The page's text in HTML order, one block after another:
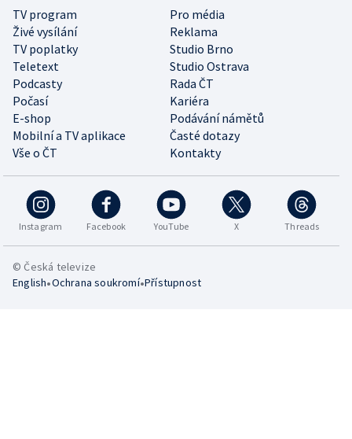
TV program
Pro média
Živé vysílání
Reklama
TV poplatky
Studio Brno
Teletext
Studio Ostrava
Podcasty
Rada ČT
Počasí
Kariéra
E-shop
Podávání námětů
Mobilní a TV aplikace
Časté dotazy
Vše o ČT
Kontakty
Instagram Facebook YouTube X Threads
© Česká televize
English•Ochrana soukromí•Přístupnost